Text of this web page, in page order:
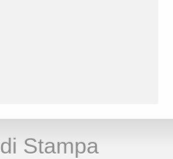
Stampa